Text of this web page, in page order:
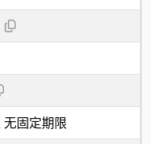
固定期限